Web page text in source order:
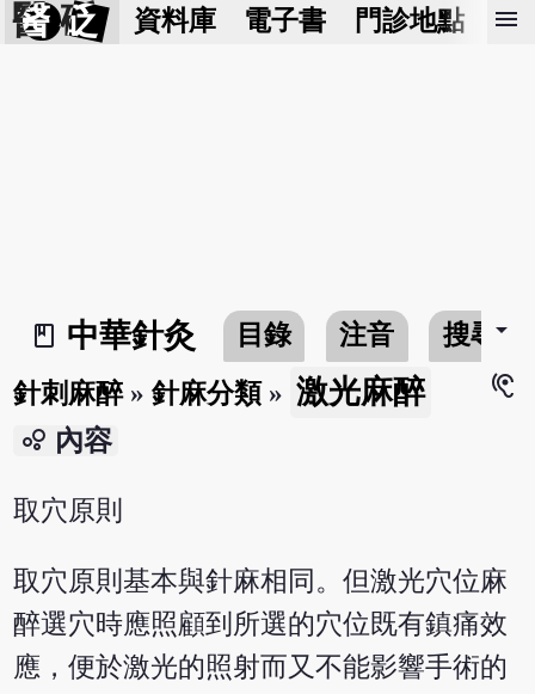
醫 砭 資料庫 電子書 門診地點 預
menu
book_2
中華針灸 目錄 注音 搜尋arrow_drop_down
針刺麻醉»針麻分類» 激光麻醉
hearing
bubble_chart 內容
取穴原則
取穴原則基本與針麻相同。但激光穴位麻
醉選穴時應照顧到所選的穴位既有鎮痛效
應，便於激光的照射而又不能影響手術的